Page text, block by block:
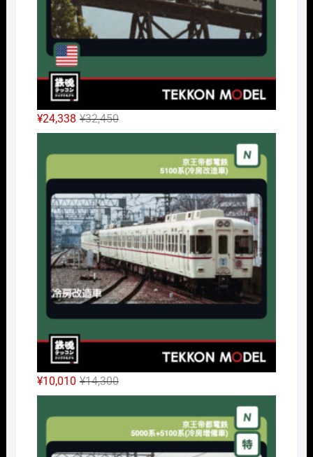
¥32,450元
の
価
¥32,450
で
し
た。
¥24,338
現
在
の
は
¥24,338
で
す。
¥14,300元
の
価
¥10,010
現
在
の